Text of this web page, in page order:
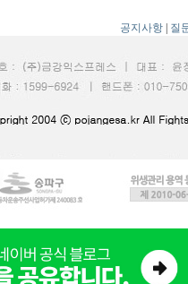
공지사항 | 질